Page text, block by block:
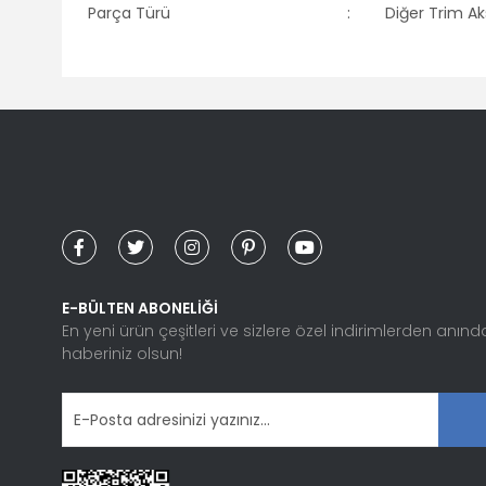
Parça Türü
: Diğer Trim
Görüş ve önerileriniz için teşekkür ederiz.
Ürün fiyatı diğer sitelerden daha pahalı.
E-BÜLTEN ABONELİĞİ
En yeni ürün çeşitleri ve sizlere özel indirimlerden
haberiniz olsun!